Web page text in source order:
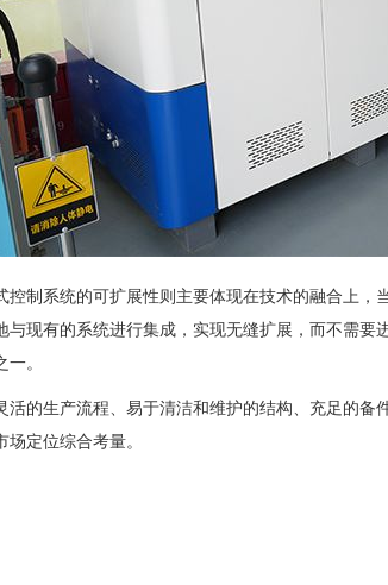
系统的可扩展性则主要体现在技术的融合上，
与现有的系统进行集成，实现无缝扩展，而不需
。
生产流程、易于清洁和维护的结构、充足的备
场定位综合考量。